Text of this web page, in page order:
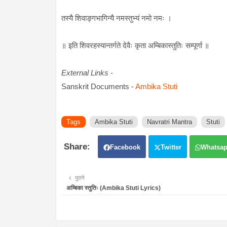
तस्यै शिवाङ्गभागिन्यै नमस्तुभ्यं नमो नमः ।
॥ इति शिवरहस्यान्तर्गते देवैः कृता अम्बिकास्तुतिः सम्पूर्णा ॥
External Links -
Sanskrit Documents -Ambika Stuti
Tags Ambika Stuti Navratri Mantra Stuti
Facebook Twitter
पुराने
अम्बिका स्तुतिः (Ambika Stuti Lyrics)